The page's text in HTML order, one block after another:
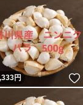
ね！
円